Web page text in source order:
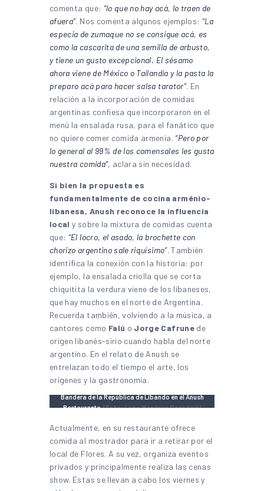
comenta que: “lo que no hay acá, lo traen de
afuera”. Nos comenta algunos ejemplos: “La
especia de zumaque no se consigue acá, es
como la cascarita de una semilla de arbusto,
y tiene un gusto excepcional. El sésamo
ahora viene de México o Tailandia y la pasta la
preparo acá para hacer salsa tarator”. En
relación a la incorporación de comidas
argentinas confiesa que incorporaron en el
menú la ensalada rusa, para el fanático que
no quiere comer comida armenia.“Pero por
lo general al 99% de los comensales les gusta
nuestra comida”, aclara sin necesidad.
Si bien la propuesta es
fundamentalmente de cocina arménio-
libanesa, Anush reconoce la influencia
localy sobre la mixtura de comidas cuenta
que: “El locro, el asado, la brochette con
chorizo argentino sale riquísimo”. También
identifica la conexión con la historia: por
ejemplo, la ensalada criolla que se corta
chiquitita la verdura viene de los libaneses,
que hay muchos en el norte de Argentina.
Recuerda también, volviendo a la música, a
cantores como Falú o Jorge Cafrunede
origen libanés-sirio cuando habla del norte
argentino. En el relato de Anush se
entrelazan todo el tiempo el arte, los
orígenes y la gastronomía.
Bandera de la República de Líbando en el Anush
Restaurante.(Foto: Lena Montero Paradzik)
Actualmente, en su restaurante ofrece
comida al mostrador para ir a retirar por el
local de Flores. A su vez, organiza eventos
privados y principalmente realiza las cenas
show. Estas se llevan a cabo los viernes y